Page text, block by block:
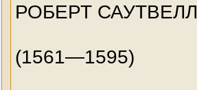
РОБЕРТ САУТВЕЛЛ
(1561—1595)